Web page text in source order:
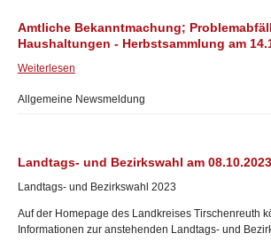
Amtliche Bekanntmachung;
Haushaltungen - Herbstsammlung am
Weiterlesen
Allgemeine Newsmeldung
Landtags- und Bezirkswahl am 08.10.2023
Landtags- und Bezirkswahl 2023
Auf der Homepage des Landkreises Tirschenreuth
Informationen zur anstehenden Landtags- und